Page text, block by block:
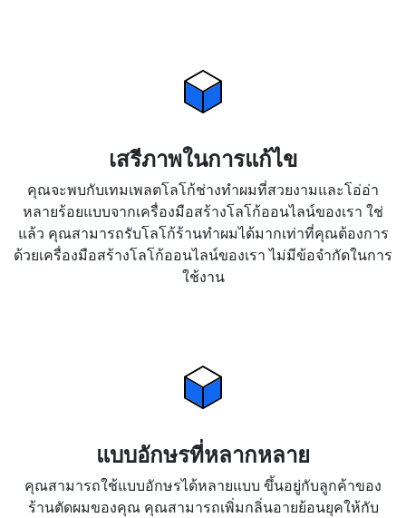
เสรีภาพในการแก้ไข
คุณจะพบกับเทมเพลตโลโก้ช่างทำผมที่สวยงามและโอ่อ่า
หลายร้อยแบบจากเครื่องมือสร้างโลโก้ออนไลน์ของเรา ใช่
แล้ว คุณสามารถรับโลโก้ร้านทำผมได้มากเท่าที่คุณต้องการ
ด้วยเครื่องมือสร้างโลโก้ออนไลน์ของเรา ไม่มีข้อจำกัดในการ
ใช้งาน
แบบอักษรที่หลากหลาย
คุณสามารถใช้แบบอักษรได้หลายแบบ ขึ้นอยู่กับลูกค้าของ
ร้านตัดผมของคุณ คุณสามารถเพิ่มกลิ่นอายย้อนยุคให้กับ